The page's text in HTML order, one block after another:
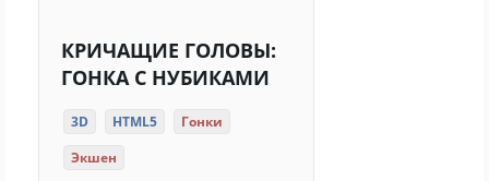
КРИЧАЩИЕ ГОЛОВЫ:
ГОНКА С НУБИКАМИ
3D HTML5
Гонки
Экшен